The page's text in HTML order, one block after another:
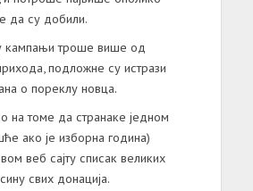
да су добили.
кампањи троше више од
подложне су истрази
о пореклу новца.
на томе да странаке једном
ако је изборна година)
веб сајту списак великих
свих донација.